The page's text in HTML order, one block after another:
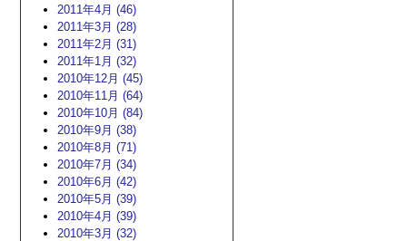
2011年4月 (46)
2011年3月 (28)
2011年2月 (31)
2011年1月 (32)
2010年12月 (45)
2010年11月 (64)
2010年10月 (84)
2010年9月 (38)
2010年8月 (71)
2010年7月 (34)
2010年6月 (42)
2010年5月 (39)
2010年4月 (39)
2010年3月 (32)